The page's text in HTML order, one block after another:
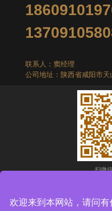
联系人：窦经理
公司地址：陕西省咸阳市天
扫微
Copyright © 2025 陕西科宇环保
欢迎来到本网站，请问有